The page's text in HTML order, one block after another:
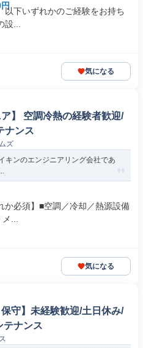
以下いずれかのご経験をお持ち
...
気になる
】 空調冷熱の経験者歓迎/
ナンス
ズ
キンのエンジニアリング会社であ
か必須】■空調／冷却／熱源設備
...
気になる
守】未経験歓迎/土日休み/
テナンス